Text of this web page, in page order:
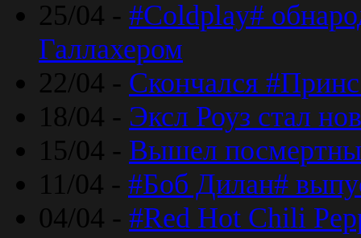
25/04 - #Coldplay#
Галлахером
22/04 - Скончался
18/04 - Эксл Роуз стал
15/04 - Вышел
11/04 - #Боб Дилан#
04/04 - #Red Hot Chili